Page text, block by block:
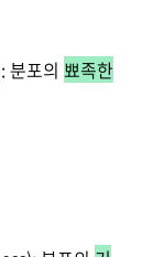
분포의 뾰족한